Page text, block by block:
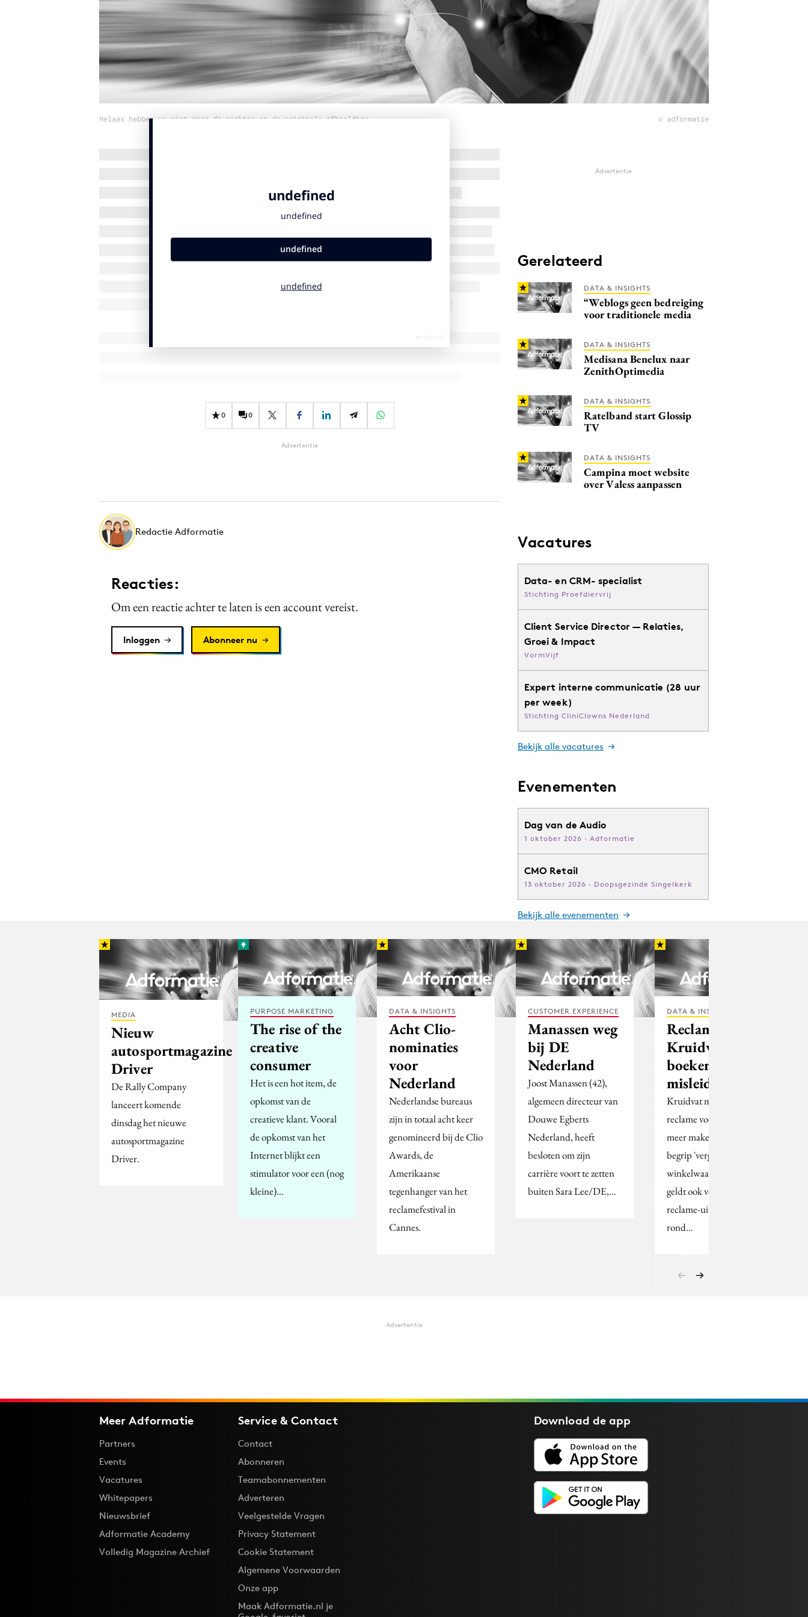
Helaas hebben we niet meer de rechten op de originele afbeelding © adformatie
0 0
Advertentie
Redactie Adformatie
Reacties:
Om een reactie achter te laten is een account vereist.
Inloggen Abonneer nu
Advertentie
Gerelateerd
DATA & INSIGHTS
“Weblogs geen bedreiging
voor traditionele media
DATA & INSIGHTS
Medisana Benelux naar
ZenithOptimedia
DATA & INSIGHTS
Ratelband start Glossip
TV
DATA & INSIGHTS
Campina moet website
over Valess aanpassen
Vacatures
Data- en CRM- specialist
Stichting Proefdiervrij
Client Service Director — Relaties,
Groei & Impact
VormVijf
Expert interne communicatie (28 uur
per week)
Stichting CliniClowns Nederland
Bekijk alle vacatures
Evenementen
Dag van de Audio
1 oktober 2026 · Adformatie
CMO Retail
13 oktober 2026 · Doopsgezinde Singelkerk
Bekijk alle evenementen
MEDIA
Nieuw
autosportmagazine
Driver
De Rally Company
lanceert komende
dinsdag het nieuwe
autosportmagazine
Driver.
PURPOSE MARKETING
The rise of the
creative
consumer
Het is een hot item, de
opkomst van de
creatieve klant. Vooral
de opkomst van het
Internet blijkt een
stimulator voor een (nog
kleine)…
DATA & INSIGHTS
Acht Clio-
nominaties
voor
Nederland
Nederlandse bureaus
zijn in totaal acht keer
genomineerd bij de Clio
Awards, de
Amerikaanse
tegenhanger van het
reclamefestival in
Cannes.
CUSTOMER EXPERIENCE
Manassen weg
bij DE
Nederland
Joost Manassen (42),
algemeen directeur van
Douwe Egberts
Nederland, heeft
besloten om zijn
carrière voort te zetten
buiten Sara Lee/DE,…
DATA & INSIGHTS
Reclame
Kruidvat voor
boeken
misleidend
Kruidvat mag geen
reclame voor boeken
meer maken met het
begrip 'vergelijkbare
winkelwaarde'. Dat
geldt ook voor de
reclame-uitingen
rond…
Advertentie
Meer Adformatie
Partners
Events
Vacatures
Whitepapers
Nieuwsbrief
Adformatie Academy
Volledig Magazine Archief
Service & Contact
Contact
Abonneren
Teamabonnementen
Adverteren
Veelgestelde Vragen
Privacy Statement
Cookie Statement
Algemene Voorwaarden
Onze app
Maak Adformatie.nl je
Download deapp